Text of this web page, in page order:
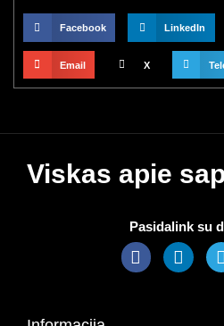
Facebook LinkedIn
Email X
Viskas apie
Pasidalink su